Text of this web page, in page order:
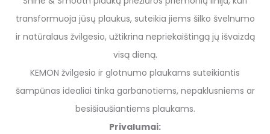
transformuoja jūsų plaukus, suteikia jiems šilko švelnumo
ir natūralaus žvilgesio, užtikrina nepriekaištingą jų išvaizdą
visą dieną.
KEMON žvilgesio ir glotnumo plaukams suteikiantis
šampūnas idealiai tinka garbanotiems, nepaklusniems ar
besišiaušiantiems plaukams.
Privalumai: